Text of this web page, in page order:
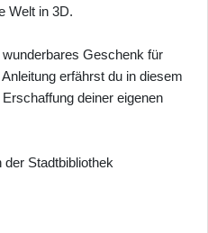
Welt in 3D.
Geschenk für
erfährst du in diesem
deiner eigenen
der Stadtbibliothek